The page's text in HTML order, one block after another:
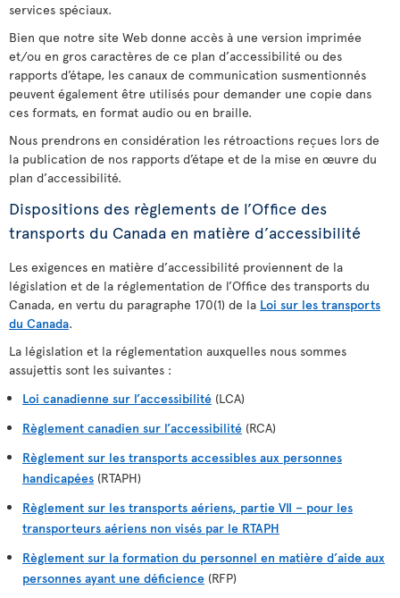
services spéciaux.
Bien que notre site Web donne accès à une version imprimée
et/ou en gros caractères de ce plan d’accessibilité ou des
rapports d’étape, les canaux de communication susmentionnés
peuvent également être utilisés pour demander une copie dans
ces formats, en format audio ou en braille.
Nous prendrons en considération les rétroactions reçues lors de
la publication de nos rapports d’étape et de la mise en œuvre du
plan d’accessibilité.
Dispositions des règlements de l’Office des
transports du Canada en matière d’accessibilité
Les exigences en matière d’accessibilité proviennent de la
législation et de la réglementation de l’Office des transports du
Canada, en vertu du paragraphe 170(1) de la Loi sur les transports
du Canada.
La législation et la réglementation auxquelles nous sommes
assujettis sont les suivantes :
Loi canadienne sur l’accessibilité (LCA)
Règlement canadien sur l’accessibilité (RCA)
Règlement sur les transports accessibles aux personnes
handicapées (RTAPH)
Règlement sur les transports aériens, partie VII – pour les
transporteurs aériens non visés par le RTAPH
Règlement sur la formation du personnel en matière d’aide aux
personnes ayant une déficience (RFP)